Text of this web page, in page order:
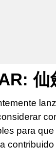
仙
para